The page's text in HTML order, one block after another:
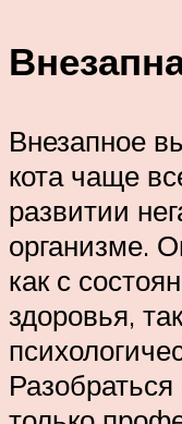
Внезапное
кота чаще
развитии
организме.
как с
здоровья,